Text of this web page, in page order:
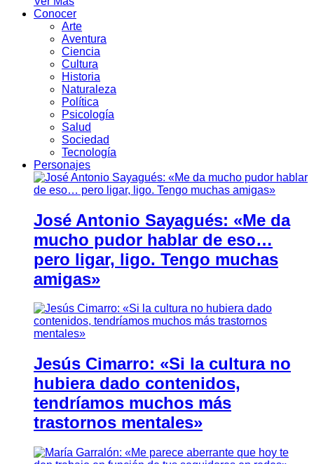
Conocer
Arte
Aventura
Ciencia
Cultura
Historia
Naturaleza
Política
Psicología
Salud
Sociedad
Tecnología
Personajes
José Antonio Sayagués: «Me da
mucho pudor hablar de eso…
pero ligar, ligo. Tengo muchas
amigas»
Jesús Cimarro: «Si la cultura no
hubiera dado contenidos,
tendríamos muchos más
trastornos mentales»